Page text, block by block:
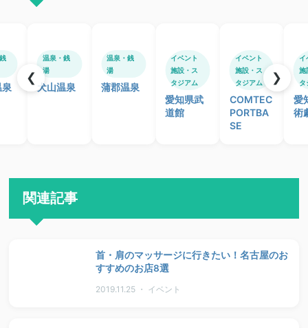
温泉・銭
湯
犬山温泉
温泉・銭
湯
蒲郡温泉
イベント
施設・ス
タジアム
愛知県武
道館
イベント
施設・ス
タジアム
COMTEC
PORTBA
SE
イ
施
タ
愛
術
❮ ❯
関連記事
首・肩のマッサージに行きたい！名古屋のお
すすめのお店8選
2019.11.25 ・ イベント